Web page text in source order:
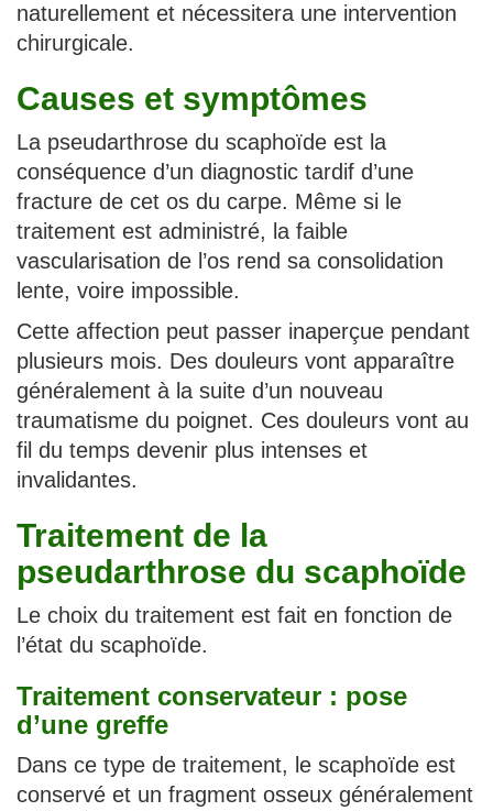
naturellement et nécessitera une intervention
chirurgicale.
Causes et symptômes
La pseudarthrose du scaphoïde est la
conséquence d’un diagnostic tardif d’une
fracture de cet os du carpe. Même si le
traitement est administré, la faible
vascularisation de l’os rend sa consolidation
lente, voire impossible.
Cette affection peut passer inaperçue pendant
plusieurs mois. Des douleurs vont apparaître
généralement à la suite d’un nouveau
traumatisme du poignet. Ces douleurs vont au
fil du temps devenir plus intenses et
invalidantes.
Traitement de la
pseudarthrose du scaphoïde
Le choix du traitement est fait en fonction de
l’état du scaphoïde.
Traitement conservateur : pose
d’une greffe
Dans ce type de traitement, le scaphoïde est
conservé et un fragment osseux généralement